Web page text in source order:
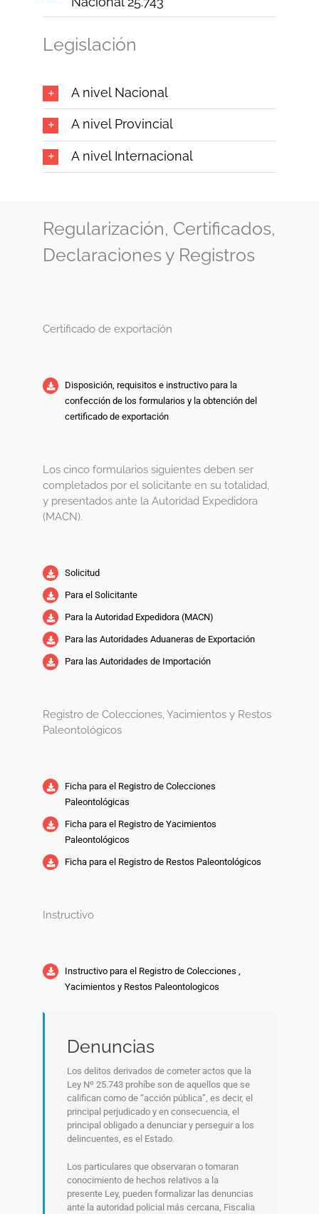
Legislación
A nivel Nacional
A nivel Provincial
A nivel Internacional
Regularización, Certificados,
Declaraciones y Registros
Certificado de exportación
Disposición, requisitos e instructivo para la
confección de los formularios y la obtención del
certificado de exportación
Los cinco formularios siguientes deben ser
completados por el solicitante en su totalidad,
y presentados ante la Autoridad Expedidora
(MACN).
Solicitud
Para el Solicitante
Para la Autoridad Expedidora (MACN)
Para las Autoridades Aduaneras de Exportación
Para las Autoridades de Importación
Registro de Colecciones, Yacimientos y Restos
Paleontológicos
Ficha para el Registro de Colecciones
Paleontológicas
Ficha para el Registro de Yacimientos
Paleontológicos
Ficha para el Registro de Restos Paleontológicos
Instructivo
Instructivo para el Registro de Colecciones ,
Yacimientos y Restos Paleontologicos
Denuncias
Los delitos derivados de cometer actos que la
Ley Nº 25.743 prohíbe son de aquellos que se
califican como de “acción pública”, es decir, el
principal perjudicado y en consecuencia, el
principal obligado a denunciar y perseguir a los
delincuentes, es el Estado.
Los particulares que observaran o tomaran
conocimiento de hechos relativos a la
presente Ley, pueden formalizar las denuncias
ante la autoridad policial más cercana, Fiscalia